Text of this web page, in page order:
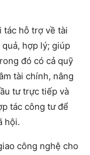
tác hỗ trợ về tài
hợp lý; giúp
đó có cả quỹ
tài chính, nâng
tư trực tiếp và
tác công tư để
hội.
công nghệ cho